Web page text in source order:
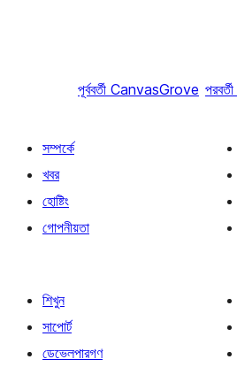
পূর্ববর্তী CanvasGrove পরবর্তী
সম্পর্কে
খবর
হোষ্টিং
গোপনীয়তা
শিখুন
সাপোর্ট
ডেভেলপারগণ